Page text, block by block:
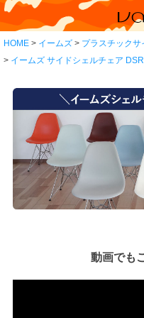
HOME イームズ
プラスチックサ
イームズ サイドシェルチェア DSR
動画でも